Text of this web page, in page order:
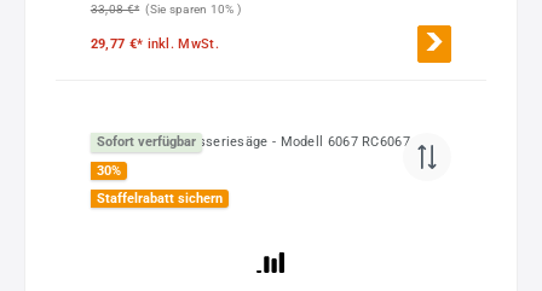
33,08 €* (Sie sparen 10% )
29,77 €* inkl. MwSt.
Sofort verfügbar
30%
Staffelrabatt sichern